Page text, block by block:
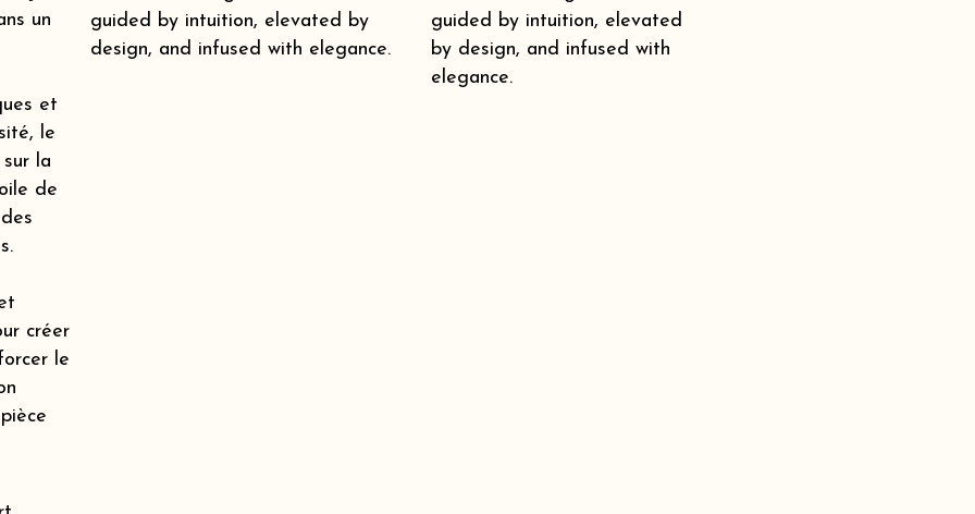
un
et
le
la
de
créer
le
guided by intuition, elevated by
design, and infused with elegance.
guided by intuition, elevated
by design, and infused with
elegance.